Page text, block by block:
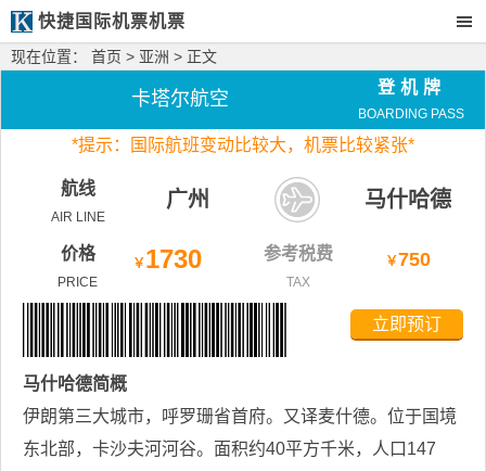
快捷国际机票机票
现在位置： 首页 > 亚洲 > 正文
卡塔尔航空
登机牌
BOARDING PASS
*提示：国际航班变动比较大， 机票比较紧张*
航线
AIR LINE
广州 马什哈德
价格
PRICE
￥ 1730 参考税费
TAX
￥750
立即预订
马什哈德简概
伊朗第三大城市，呼罗珊省首府。又译麦什德。位于国境
东北部，卡沙夫河河谷。面积约40平方千米，人口147